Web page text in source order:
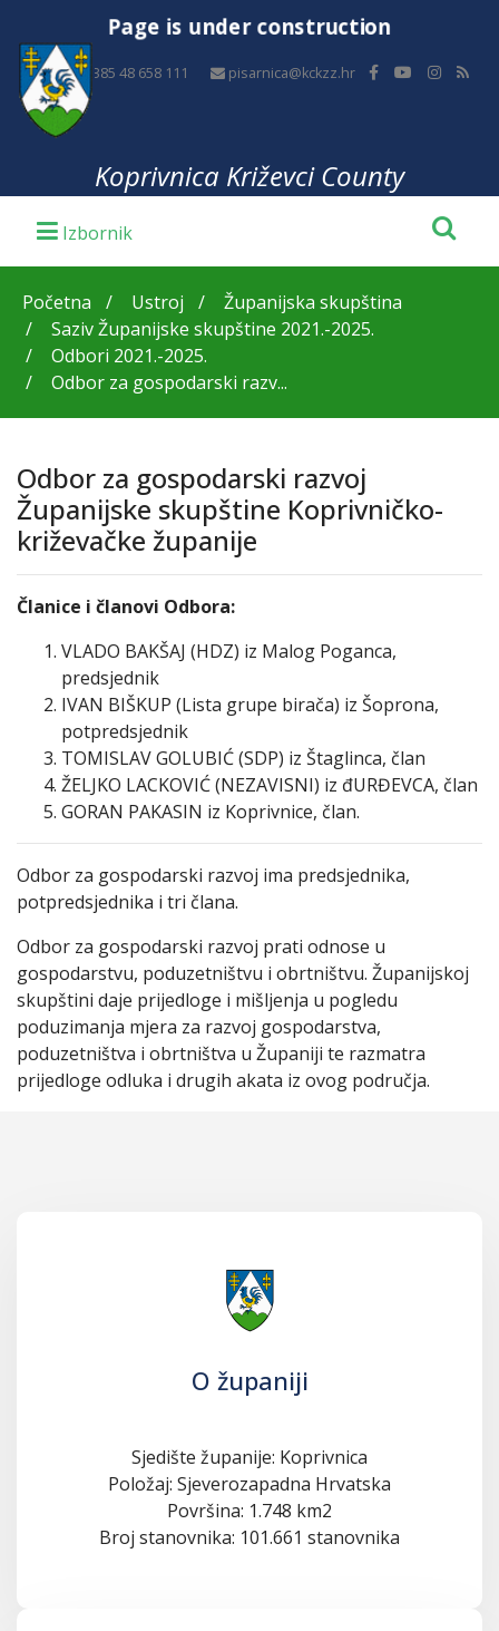
Page is under construction
+385 48 658 111 pisarnica@kckzz.hr
Koprivnica Križevci County
Početna Ustroj
Županijska skupština
Saziv Županijske skupštine 2021.-2025.
Odbori 2021.-2025.
Odbor za gospodarski razv...
Odbor za gospodarski razvoj
Županijske skupštine Koprivničko-
križevačke županije
Članice i članovi Odbora:
VLADO BAKŠAJ (HDZ) iz Malog Poganca,
predsjednik
IVAN BIŠKUP (Lista grupe birača) iz Šoprona,
potpredsjednik
TOMISLAV GOLUBIĆ (SDP) iz Štaglinca, član
ŽELJKO LACKOVIĆ (NEZAVISNI) iz đURĐEVCA, član
GORAN PAKASIN iz Koprivnice, član.
Odbor za gospodarski razvoj ima predsjednika,
potpredsjednika i tri člana.
Odbor za gospodarski razvoj prati odnose u
gospodarstvu, poduzetništvu i obrtništvu. Županijskoj
skupštini daje prijedloge i mišljenja u pogledu
poduzimanja mjera za razvoj gospodarstva,
poduzetništva i obrtništva u Županiji te razmatra
prijedloge odluka i drugih akata iz ovog područja.
O županiji
Sjedište županije: Koprivnica
Položaj: Sjeverozapadna Hrvatska
Površina: 1.748 km2
Broj stanovnika: 101.661 stanovnika